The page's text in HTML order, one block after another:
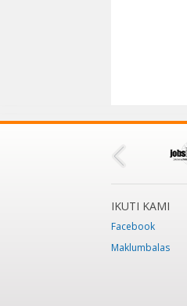
IKUTI KAMI
Facebook
Maklumbalas